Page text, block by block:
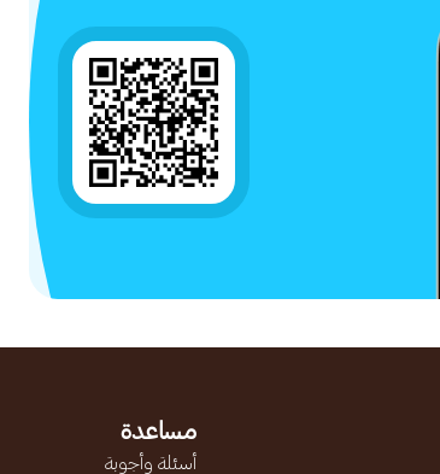
مساعدة
أسئلة وأجوبة